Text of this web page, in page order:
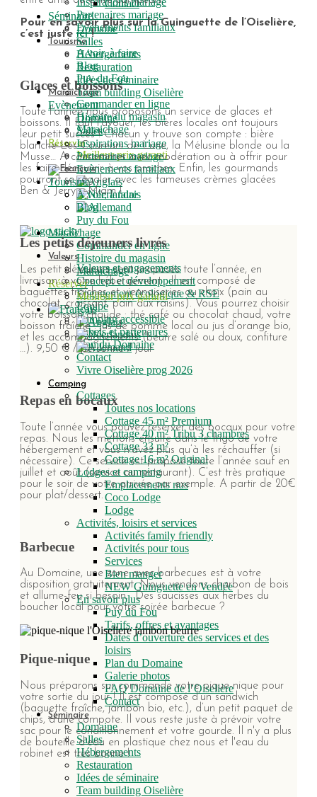
Partenaires mariage
Evènements familiaux
Tourisme
A voir, à faire
Blog
Puy du Fou
Maraîchage
Commander en ligne
Histoire du magasin
Maraichage
Réserver
Meilleur prix garanti
Valeurs
Valeurs et engagements
Concept et développement
Engagement écologique & RSE
Equipe
Camping accessible
Labels et partenaires
Plan du Domaine
Contact
Vivre Oiselière prog 2026
Camping
Cottages
Toutes nos locations
Cottage 45 m² Premium
Cottage 40 m² Tribu 3 chambres
Cottage 33 m²
Cottage 16 m² Original
Lodges et camping
Emplacements nus
Coco Lodge
Lodge
Activités, loisirs et services
Activités family friendly
Activités pour tous
Services
Bien manger
NEW Guinguette en Vendée
En savoir plus
Puy du Fou
Tarifs, offres et avantages
Dates d’ouverture des services et des
loisirs
Plan du Domaine
Galerie photos
FAQ Domaine de l’Oiselière
Contact
Séminaire
Domaine
Salles
Hébergements
Restauration
Idées de séminaire
Team building Oiselière
Contact
Séminaire
Domaine
Salles
Hébergements
Restauration
Idées de séminaire
Team building Oiselière
Evènement
Domaine
Salles
Inspirations mariage
Partenaires mariage
Evènements familiaux
Tourisme
A voir, à faire
Blog
Puy du Fou
Maraîchage
Commander en ligne
Histoire du magasin
Maraichage
Réserver
Meilleur prix garanti
Pour en savoir plus sur la Guinguette de l’Oiselière,
c’est juste ici!
Glaces et boissons
Toute l’année nous proposons un service de glaces et
boissons. Il faut l’avouer, les bières locales ont toujours
leur petit succès ! Chacun y trouve son compte : bière
blanche Les Coureurs de Lune, la Mélusine blonde ou la
Musse… A consommer avec modération ou à offrir pour
les faire découvrir à vos proches. Enfin, les gourmands
pourront se régaler avec les fameuses crèmes glacées
Ben & Jerry’s. Miam !
Les petits déjeuners livrés
Les petit déjeuners sont proposés toute l’année, en
livraison à votre hébergement . Il est composé de
baguettes fraîches et viennoiseries au choix (pain au
chocolat, croissant, pain aux raisins). Vous pourrez choisir
votre boisson chaude : thé café ou chocolat chaud, votre
boisson fraîche : jus de pomme local ou jus d’orange bio,
et les accompagnements (beurre salé ou doux, confiture
…). 9,50 € / personne / jour
Repas en bocaux
Toute l’année vous pouvez réserver des bocaux pour votre
repas. Nous les mettons ensuite dans le frigo de votre
hébergement et vous n’avez plus qu’à les réchauffer (si
nécessaire). Ce service est proposé toute l’année sauf en
juillet et août (service au restaurant). C’est très pratique
pour le soir de votre arrivée par exemple. A partir de 20€
pour plat/dessert.
Barbecue
Au Domaine, une zone avec barbecues est à votre
disposition gratuitement. Nous vendons charbon de bois
et allume-feu si besoin. Des saucisses aux herbes du
boucher local pour votre soirée barbecue ?
Pique-nique
Nous préparons sur commande votre pique-nique pour
votre sortie du jour ! Il est composé d’un sandwich
(baguette fraîche, jambon bio, etc.), d’un petit paquet de
chips, d’une compote. Il vous reste juste à prévoir votre
sac pour le conditionnement et votre gourde. Il n'y a plus
de bouteille d'eau en plastique chez nous et l'eau du
robinet est très bonne !